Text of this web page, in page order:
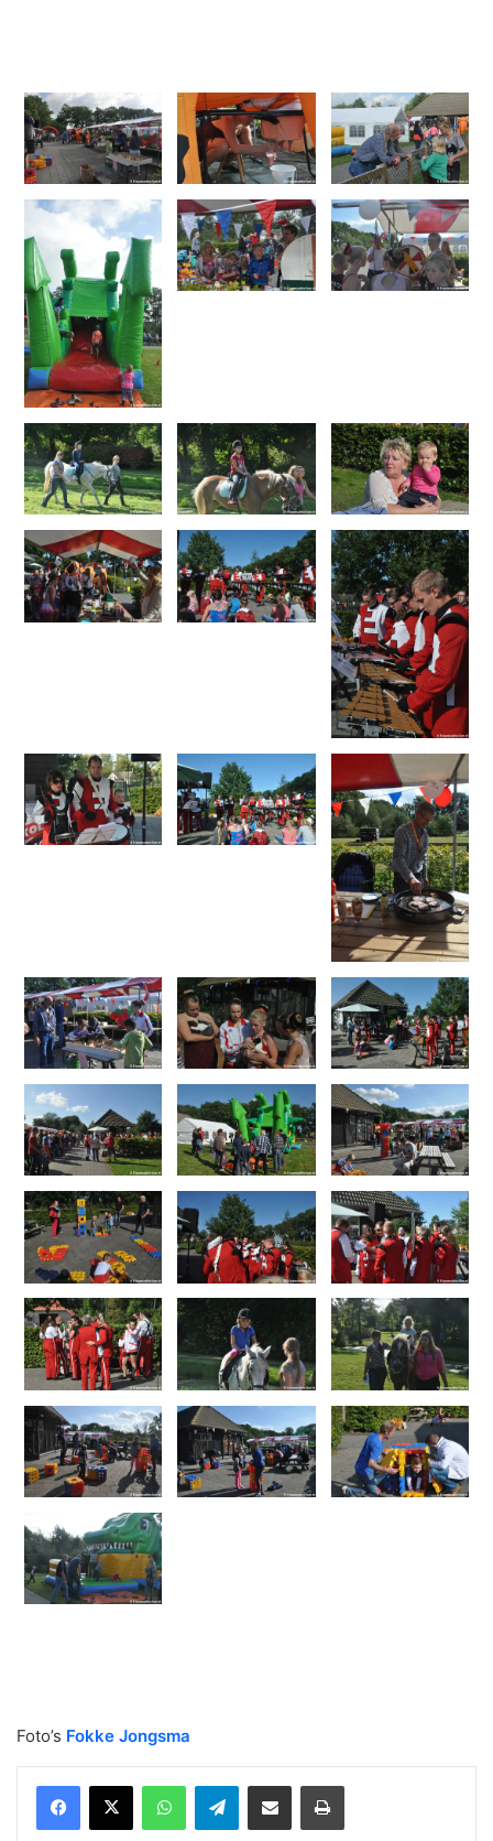
Foto’s Fokke Jongsma
WhatsAppTelegramDelen via Email Print